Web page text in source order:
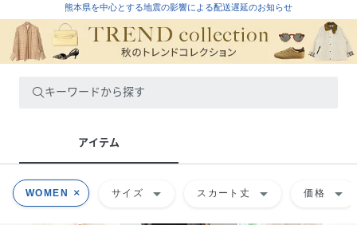
熊本県を中心とする地震の影響による配送遅延のお知らせ
キーワードから探す
アイテム
WOMEN サイズ arrow_drop_down スカート丈 arrow_drop_down 価格 arrow_drop_down